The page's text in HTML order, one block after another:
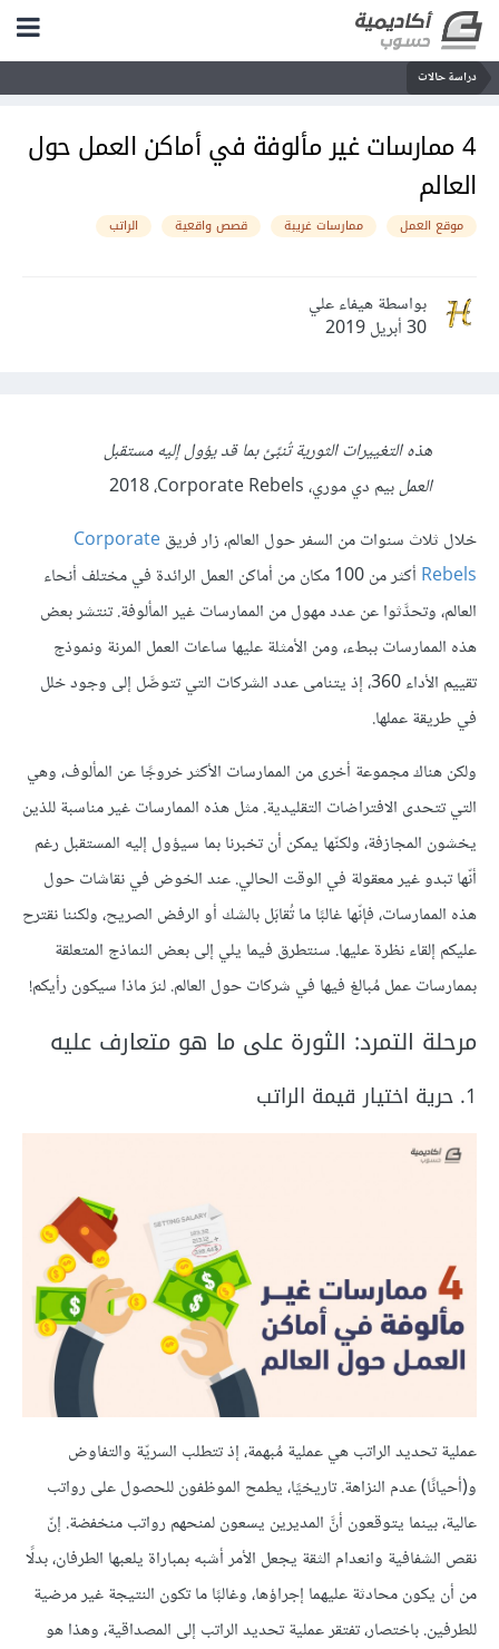
دراسة حالات
4 ممارسات غير مألوفة في أماكن العمل حول
العالم
موقع العمل ممارسات غريبة قصص واقعية الراتب
بواسطة هيفاء علي
30 أبريل 2019
هذه التغييرات الثورية تُنبِّئ بما قد يؤول إليه مستقبل
العملبيم دي موري، Corporate Rebels،‏ 2018
خلال ثلاث سنوات من السفر حول العالم، زار فريقCorporate
Rebels
أكثر من 100 مكان من أماكن العمل الرائدة في مختلف أنحاء
العالم، وتحدَّثوا عن عدد مهول من الممارسات غير المألوفة. تنتشر بعض
هذه الممارسات ببطء، ومن الأمثلة عليها ساعات العمل المرنة ونموذج
تقييم الأداء 360، إذ يتنامى عدد الشركات التي تتوصَّل إلى وجود خلل
في طريقة عملها.
ولكن هناك مجموعة أخرى من الممارسات الأكثر خروجًا عن المألوف، وهي
التي تتحدى الافتراضات التقليدية. مثل هذه الممارسات غير مناسبة للذين
يخشون المجازفة، ولكنّها يمكن أن تخبرنا بما سيؤول إليه المستقبل رغم
أنّها تبدو غير معقولة في الوقت الحالي. عند الخوض في نقاشات حول
هذه الممارسات، فإنّها غالبًا ما تُقابَل بالشك أو الرفض الصريح، ولكننا نقترح
عليكم إلقاء نظرة عليها. سنتطرق فيما يلي إلى بعض النماذج المتعلقة
بممارسات عمل مُبالغ فيها في شركات حول العالم. لنرَ ماذا سيكون رأيكم!
مرحلة التمرد: الثورة على ما هو متعارف عليه
1. حرية اختيار قيمة الراتب
عملية تحديد الراتب هي عملية مُبهمة، إذ تتطلب السريّة والتفاوض
و(أحيانًا) عدم النزاهة. تاريخيًا، يطمح الموظفون للحصول على رواتب
عالية، بينما يتوقعون أنَّ المديرين يسعون لمنحهم رواتب منخفضة. إنّ
نقص الشفافية وانعدام الثقة يجعل الأمر أشبه بمباراة يلعبها الطرفان، بدلًا
من أن يكون محادثة عليهما إجراؤها، وغالبًا ما تكون النتيجة غير مرضية
للطرفين. باختصار، تفتقر عملية تحديد الراتب إلى المصداقية، وهذا هو